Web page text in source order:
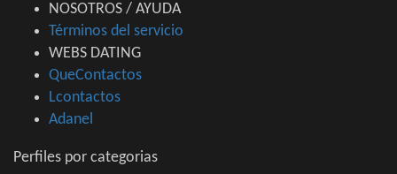
NOSOTROS / AYUDA
Términos del servicio
WEBS DATING
QueContactos
Lcontactos
Adanel
Perfiles por categorias